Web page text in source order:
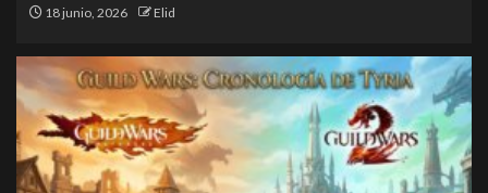
18 junio, 2026 Elid